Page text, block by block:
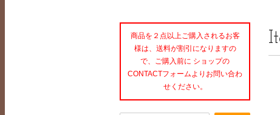
商品を２点以上ご購入されるお客
様は、送料が割引になりますの
で、ご購入前に ショップの
CONTACTフォームよりお問い合わ
せください。